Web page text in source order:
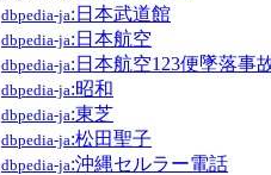
dbpedia-ja:日本武道館
dbpedia-ja:日本航空
dbpedia-ja:日本航空123便墜落事
dbpedia-ja:昭和
dbpedia-ja:東芝
dbpedia-ja:松田聖子
dbpedia-ja:沖縄セルラー電話